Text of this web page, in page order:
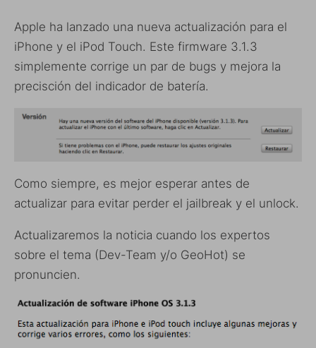
Apple ha lanzado una nueva actualización para el
iPhone y el iPod Touch. Este firmware 3.1.3
simplemente corrige un par de bugs y mejora la
precisción del indicador de batería.
Como siempre, es mejor esperar antes de
actualizar para evitar perder el jailbreak y el unlock.
Actualizaremos la noticia cuando los expertos
sobre el tema (Dev-Team y/o GeoHot) se
pronuncien.